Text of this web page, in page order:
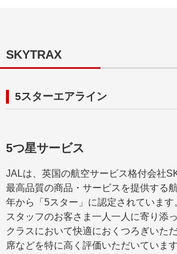
SKYTRAX
5スターエアライン
5つ星サービス
JALは、英国の航空サービス格付会社
最高品質の商品・サービスを提供する
年から「5スター」に認定されていま
スタッフのお客さま一人一人に寄り添
クラスにおいて快適におくつろぎいた
席などを特に高く評価いただいています